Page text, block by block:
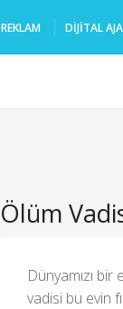
REKLAM DIJITAL
Ölüm
Dünyamızı
vadisi bu evin